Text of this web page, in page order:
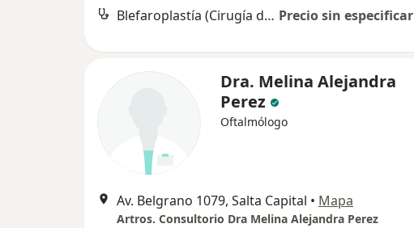
Blefaroplastía (Cirugía de los párpados) Precio sin especificar
Dra. Melina Alejandra
Perez
Oftalmólogo
Av. Belgrano 1079, Salta Capital • Mapa
Artros. Consultorio Dra Melina Alejandra Perez